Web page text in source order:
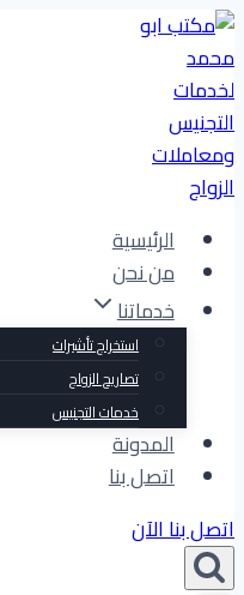
التجاوز
إلى
المحتوى
الرئيسية
من نحن
خدماتنا
استخراج تأشيرات
تصاريح الزواج
خدمات التجنيس
المدونة
اتصل بنا
اتصل بنا الآن